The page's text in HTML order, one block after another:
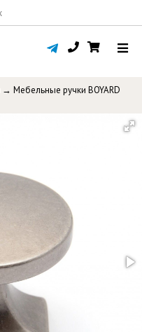
→ Мебельные ручки BOYARD